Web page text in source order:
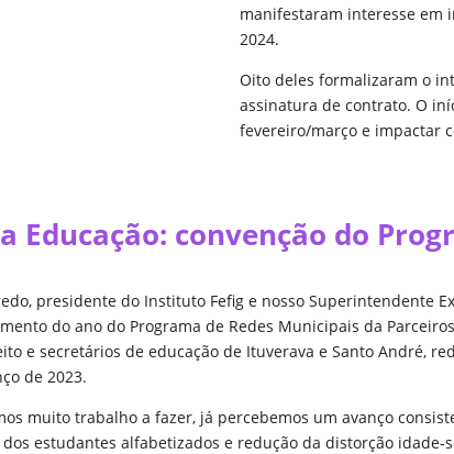
manifestaram interesse em
2024.
Oito deles formalizaram o
assinatura de contrato. O
fevereiro/março e impactar
Educação: convenção do
presidente do Instituto Fefig e nosso Superintendente
do ano do Programa de Redes Municipais da
e secretários de educação de Ituverava e Santo André,
de 2023.
muito trabalho a fazer, já percebemos um avanço
estudantes alfabetizados e redução da distorção idade-